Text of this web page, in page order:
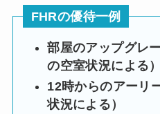
FHRの優待一例
部屋のアップグレ
の空室状況による）
12時からのアーリ
状況による）